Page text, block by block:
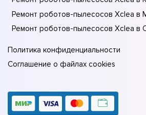
Ремонт роботов-пылесосов Xclea в
Ремонт роботов-пылесосов Xclea в
Политика конфиденциальности
Соглашение о файлах cookies